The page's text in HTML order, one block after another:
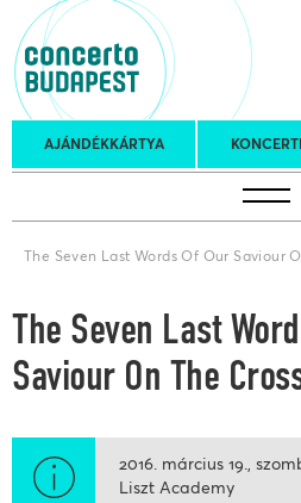
AJÁNDÉKKÁRTYA
Koncertnaptár
turnék
The Seven Last Words Of Our Saviour
The Seven Last
Saviour On The
2016. március 19.
Liszt Academy